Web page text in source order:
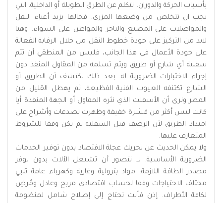
بأسباب الحركة والدوران. نتكلم عن الطرق الطويلة أو الداخلية، التي
يجب ان تتخلص من وضعها المزري. فحالها يزيد أعباء النقل
والمواصلات على المصنع والتاجر والمواطن على السواء. وهنا
لابد من التركيز على جودة خطوط النقل من خلال الرقابة الفعالة
على جودة الأعمال في هذا الجانب، فليس من المنطقي أن تتم
سفلتة أي شارع أو طريق ويتم تسلمه من المقاول المنفذ دون
إجراء الاختبارات الضرورية له. بعد ذلك نكتشف أن الطريق أو
الشارع تكتنفه العيوب الفنية الفظيعة، ثم يهطل القليل من
المطر ونرى أن الأسفلت الذي نثره المقاول أو الجهة المنفذة أيا
كانت ليس أكثر من قشرة خفيفة وظهرت تصدعات وأشراخ على
امتداد الطريق لأن الرصف قبل السفلتة لم يكن وفقا للشروط
المتعارف عليها.
ولا يمكن الحديث عن تحريك عجلة الاقتصاد بدون توفير الخدمات
الضرورية الأساسية. لا نتصور أن تشتغل الآلات بدون توفر
مصادر الطاقة اللازمة: مواد بترولية وغازية وكهرباء عامة تلبي
مختلف الاحتياجات وفقا لحساب اقتصادي مربح وعادل ومُرضٍ
لكافة الأطراف. إذن فأنت تحتاج إلى إصلاح شامل لمنظومة